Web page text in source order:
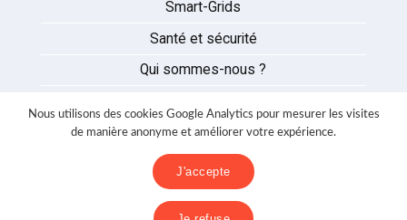
Smart-Grids
Santé et sécurité
Qui sommes-nous ?
Partenaires
Nous contacter
Nous utilisons des cookies Google Analytics pour mesurer les visites
de manière anonyme et améliorer votre expérience.
J'accepte